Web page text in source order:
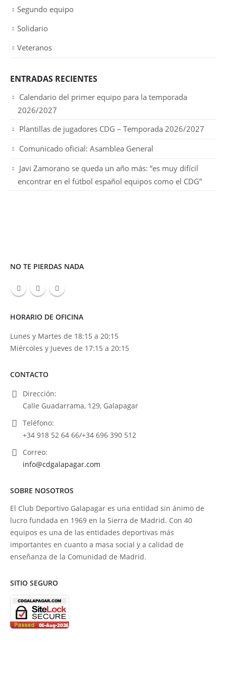
Segundo equipo
Solidario
Veteranos
ENTRADAS RECIENTES
Calendario del primer equipo para la temporada
2026/2027
Plantillas de jugadores CDG – Temporada 2026/2027
Comunicado oficial: Asamblea General
Javi Zamorano se queda un año más: “es muy difícil
encontrar en el fútbol español equipos como el CDG”
NO TE PIERDAS NADA
HORARIO DE OFICINA
Lunes y Martes de 18:15 a 20:15
Miércoles y Jueves de 17:15 a 20:15
CONTACTO
Dirección:
Calle Guadarrama, 129, Galapagar
Teléfono:
+34 918 52 64 66/+34 696 390 512
Correo:
info@cdgalapagar.com
SOBRE NOSOTROS
El Club Deportivo Galapagar es una entidad sin ánimo de
lucro fundada en 1969 en la Sierra de Madrid. Con 40
equipos es una de las entidades deportivas más
importantes en cuanto a masa social y a calidad de
enseñanza de la Comunidad de Madrid.
SITIO SEGURO